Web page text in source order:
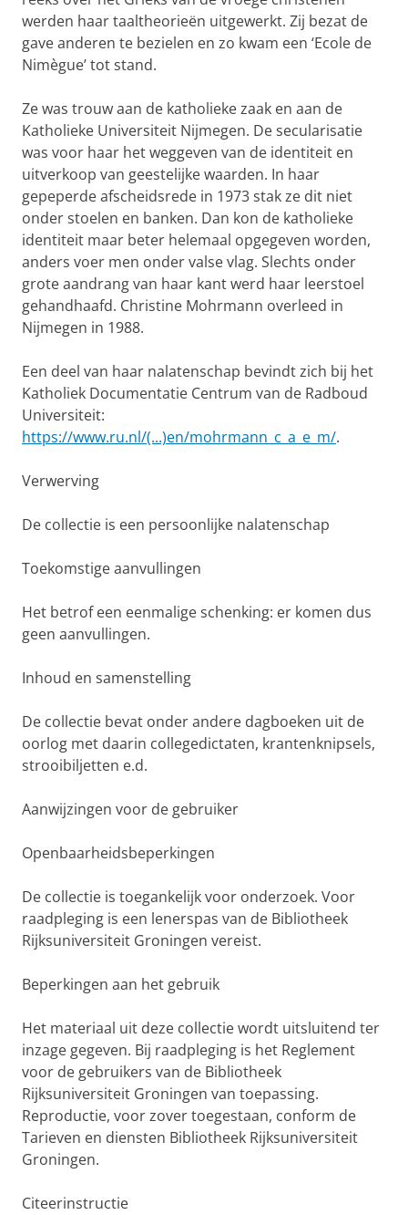
werden haar taaltheorieën uitgewerkt. Zij bezat de
gave anderen te bezielen en zo kwam een ‘Ecole de
Nimègue’ tot stand.
Ze was trouw aan de katholieke zaak en aan de
Katholieke Universiteit Nijmegen. De secularisatie
was voor haar het weggeven van de identiteit en
uitverkoop van geestelijke waarden. In haar
gepeperde afscheidsrede in 1973 stak ze dit niet
onder stoelen en banken. Dan kon de katholieke
identiteit maar beter helemaal opgegeven worden,
anders voer men onder valse vlag. Slechts onder
grote aandrang van haar kant werd haar leerstoel
gehandhaafd. Christine Mohrmann overleed in
Nijmegen in 1988.
Een deel van haar nalatenschap bevindt zich bij het
Katholiek Documentatie Centrum van de Radboud
Universiteit:
https://www.ru.nl/(...)en/mohrmann_c_a_e_m/.
Verwerving
De collectie is een persoonlijke nalatenschap
Toekomstige aanvullingen
Het betrof een eenmalige schenking: er komen dus
geen aanvullingen.
Inhoud en samenstelling
De collectie bevat onder andere dagboeken uit de
oorlog met daarin collegedictaten, krantenknipsels,
strooibiljetten e.d.
Aanwijzingen voor de gebruiker
Openbaarheidsbeperkingen
De collectie is toegankelijk voor onderzoek. Voor
raadpleging is een lenerspas van de Bibliotheek
Rijksuniversiteit Groningen vereist.
Beperkingen aan het gebruik
Het materiaal uit deze collectie wordt uitsluitend ter
inzage gegeven. Bij raadpleging is het Reglement
voor de gebruikers van de Bibliotheek
Rijksuniversiteit Groningen van toepassing.
Reproductie, voor zover toegestaan, conform de
Tarieven en diensten Bibliotheek Rijksuniversiteit
Groningen.
Citeerinstructie